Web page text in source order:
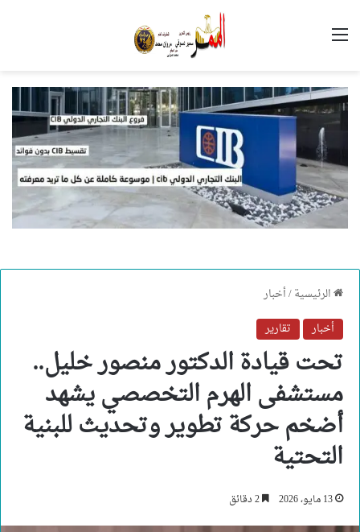
القائمة
الرئيسية/أخبار
أخبار
تقارير
تحت قيادة الدكتور منصور خليل..
مستشفى الهرم التخصصي يشهد
أضخم حركة تطوير وتحديث للبنية
التحتية
13 مايو، 2026